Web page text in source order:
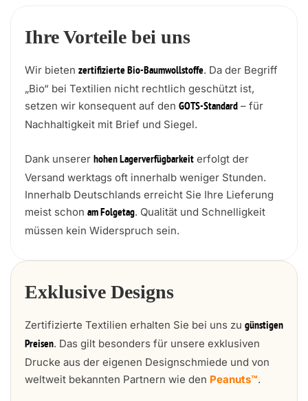
Ihre Vorteile bei uns
Wir bieten zertifizierte Bio-Baumwollstoffe. Da der Begriff
„Bio“ bei Textilien nicht rechtlich geschützt ist,
setzen wir konsequent auf den GOTS-Standard – für
Nachhaltigkeit mit Brief und Siegel.
Dank unserer hohen Lagerverfügbarkeit erfolgt der
Versand werktags oft innerhalb weniger Stunden.
Innerhalb Deutschlands erreicht Sie Ihre Lieferung
meist schon am Folgetag. Qualität und Schnelligkeit
müssen kein Widerspruch sein.
Exklusive Designs
Zertifizierte Textilien erhalten Sie bei uns zu günstigen
Preisen. Das gilt besonders für unsere exklusiven
Drucke aus der eigenen Designschmiede und von
weltweit bekannten Partnern wie den Peanuts™.